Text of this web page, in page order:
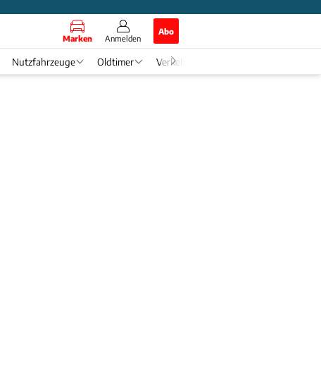
Marken Anmelden
Abo
Nutzfahrzeuge Oldtimer Verkehr